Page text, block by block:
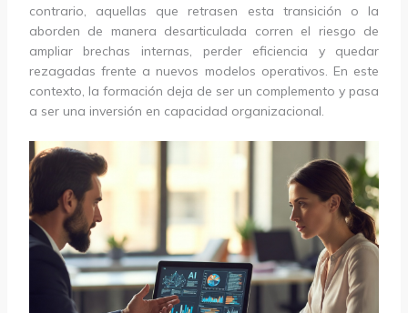
contrario, aquellas que retrasen esta transición o la
aborden de manera desarticulada corren el riesgo de
ampliar brechas internas, perder eficiencia y quedar
rezagadas frente a nuevos modelos operativos. En este
contexto, la formación deja de ser un complemento y pasa
a ser una inversión en capacidad organizacional.